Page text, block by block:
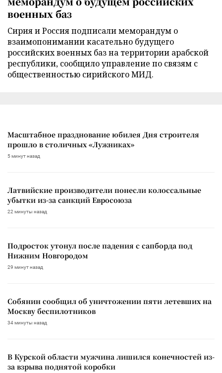
военных баз
Сирия и Россия подписали меморандум о
взаимопонимании касательно будущего
российских военных баз на территории арабской
республики, сообщило управление по связям с
общественностью сирийского МИД.
Масштабное празднование юбилея Дня строителя
прошло в столичных «Лужниках»
5 минут назад
Латвийские производители понесли колоссальные
убытки из-за санкций Евросоюза
22 минуты назад
Подросток утонул после падения с сапборда под
Нижним Новгородом
29 минут назад
Собянин сообщил об уничтожении пяти летевших на
Москву беспилотников
34 минуты назад
В Курской области мужчина лишился конечностей из-
за взрыва поднятой коробки